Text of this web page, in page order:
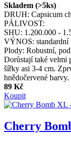
Skladem (>5ks)
DRUH: Capsicum
PÁLIVOST:
SHU: 1.200.000 -
VÝNOS: standardní
Plody: Robustní,
Dorůstají také velmi
šířky asi 3-4 cm.
hnědočervené
89 Kč
Koupit
Cherry